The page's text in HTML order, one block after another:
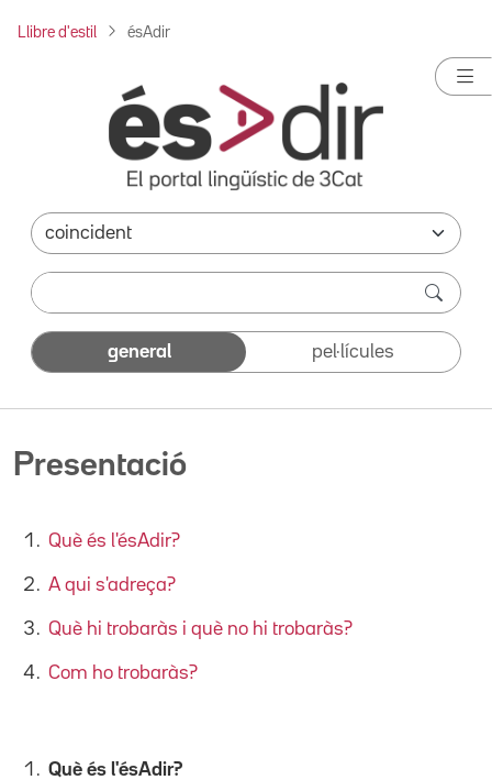
Llibre d'estil ésAdir
general pel·lícules
Presentació
Què és l'ésAdir?
A qui s'adreça?
Què hi trobaràs i què no hi trobaràs?
Com ho trobaràs?
Què és l'ésAdir?